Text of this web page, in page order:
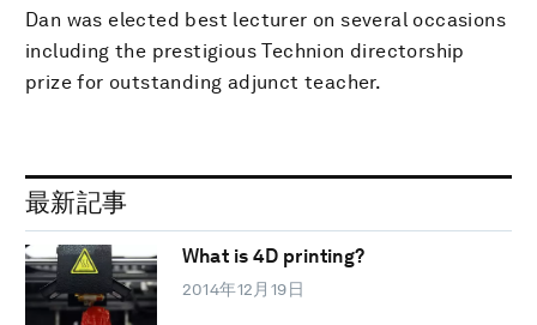
Dan was elected best lecturer on several occasions
including the prestigious Technion directorship
prize for outstanding adjunct teacher.
最新記事
What is 4D printing?
2014年12月19日